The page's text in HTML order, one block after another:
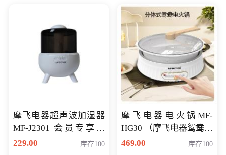
摩飞电器超声波加湿器
MF-J2301 会员专享价
168元
229.00 库存100
摩飞电器电火锅MF-
HG30 （摩飞电器鸳鸯锅
MF-HG30 ） 会员专享价
469.00 库存100